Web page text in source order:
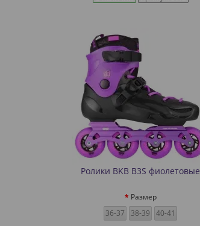
Ролики BKB B3S фиолетовые
Размер
36-37
38-39 40-41